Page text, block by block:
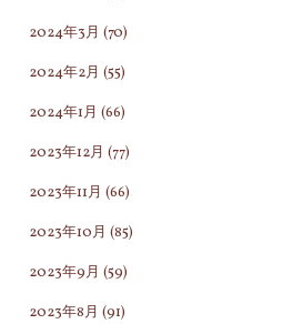
2024年3月 (70)
2024年2月 (55)
2024年1月 (66)
2023年12月 (77)
2023年11月 (66)
2023年10月 (85)
2023年9月 (59)
2023年8月 (91)